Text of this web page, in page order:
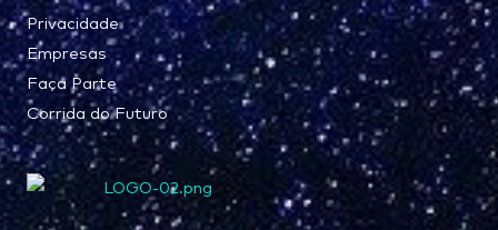
Privacidade
Empresas
Faça Parte
Corrida do Futuro